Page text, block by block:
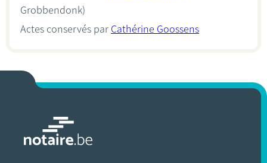
Grobbendonk)
Actes conservés par Cathérine Goossens